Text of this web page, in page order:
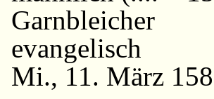
Garnbleicher
evangelisch
Mi., 11. März